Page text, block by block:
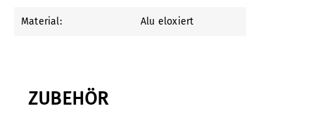
Material: Alu eloxiert
ZUBEHÖR